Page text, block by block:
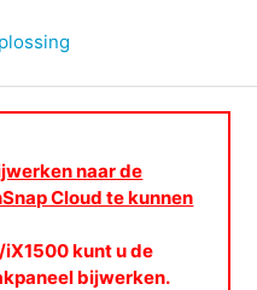
naar de
Cloud te kunnen
kunt u de
bijwerken.